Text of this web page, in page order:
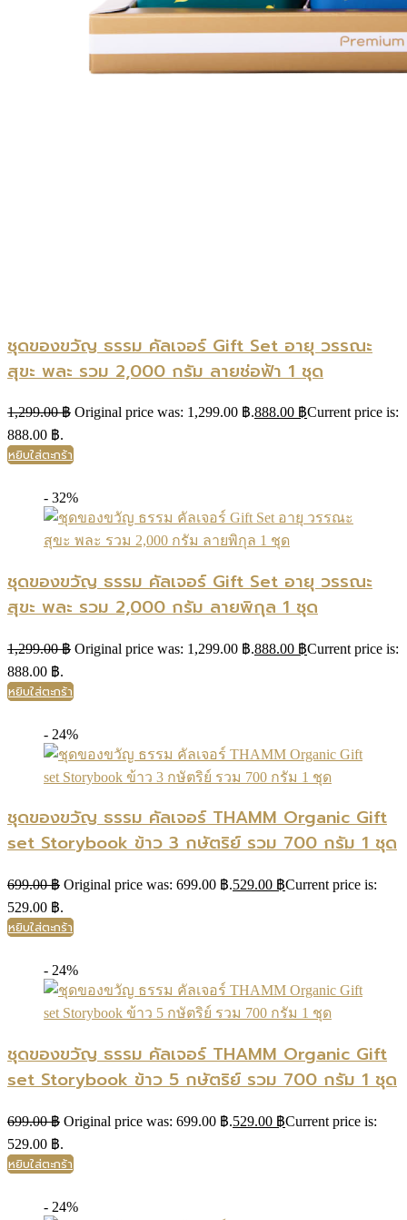
ชุดของขวัญ ธรรม คัลเจอร์ Gift Set อายุ วรรณะ
สุขะ พละ รวม 2,000 กรัม ลายช่อฟ้า 1 ชุด
1,299.00฿ Original price was: 1,299.00 ฿.888.00 ฿Current price is:
888.00 ฿.
หยิบใส่ตะกร้า
- 32%
ชุดของขวัญ ธรรม คัลเจอร์ Gift Set อายุ วรรณะ
สุขะ พละ รวม 2,000 กรัม ลายพิกุล 1 ชุด
1,299.00฿ Original price was: 1,299.00 ฿.888.00 ฿Current price is:
888.00 ฿.
หยิบใส่ตะกร้า
- 24%
ชุดของขวัญ ธรรม คัลเจอร์ THAMM Organic Gift
set Storybook ข้าว 3 กษัตริย์ รวม 700 กรัม 1 ชุด
699.00฿ Original price was: 699.00 ฿.529.00 ฿Current price is:
529.00 ฿.
หยิบใส่ตะกร้า
- 24%
ชุดของขวัญ ธรรม คัลเจอร์ THAMM Organic Gift
set Storybook ข้าว 5 กษัตริย์ รวม 700 กรัม 1 ชุด
699.00฿ Original price was: 699.00 ฿.529.00 ฿Current price is:
529.00 ฿.
หยิบใส่ตะกร้า
- 24%